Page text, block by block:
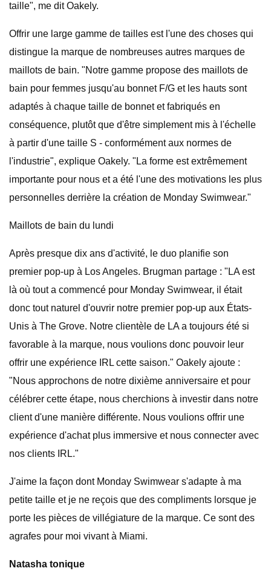
taille", me dit Oakely.
Offrir une large gamme de tailles est l'une des choses qui
distingue la marque de nombreuses autres marques de
maillots de bain. "Notre gamme propose des maillots de
bain pour femmes jusqu'au bonnet F/G et les hauts sont
adaptés à chaque taille de bonnet et fabriqués en
conséquence, plutôt que d'être simplement mis à l'échelle
à partir d'une taille S - conformément aux normes de
l'industrie", explique Oakely. "La forme est extrêmement
importante pour nous et a été l'une des motivations les plus
personnelles derrière la création de Monday Swimwear."
Maillots de bain du lundi
Après presque dix ans d'activité, le duo planifie son
premier pop-up à Los Angeles. Brugman partage : "LA est
là où tout a commencé pour Monday Swimwear, il était
donc tout naturel d'ouvrir notre premier pop-up aux États-
Unis à The Grove. Notre clientèle de LA a toujours été si
favorable à la marque, nous voulions donc pouvoir leur
offrir une expérience IRL cette saison." Oakely ajoute :
"Nous approchons de notre dixième anniversaire et pour
célébrer cette étape, nous cherchions à investir dans notre
client d'une manière différente. Nous voulions offrir une
expérience d'achat plus immersive et nous connecter avec
nos clients IRL."
J'aime la façon dont Monday Swimwear s'adapte à ma
petite taille et je ne reçois que des compliments lorsque je
porte les pièces de villégiature de la marque. Ce sont des
agrafes pour moi vivant à Miami.
Natasha tonique